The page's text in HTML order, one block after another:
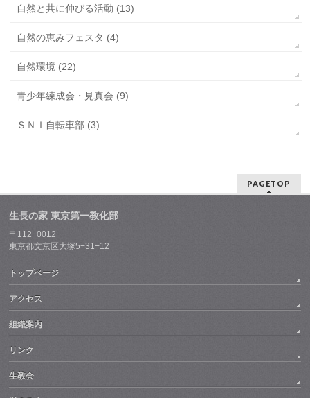
自然と共に伸びる活動 (13)
自然の恵みフェスタ (4)
自然環境 (22)
青少年練成会・見真会 (9)
ＳＮＩ自転車部 (3)
PAGETOP
生長の家 東京第一教化部
〒112−0012
東京都文京区大塚5−31−12
トップページ
アクセス
組織案内
リンク
生教会